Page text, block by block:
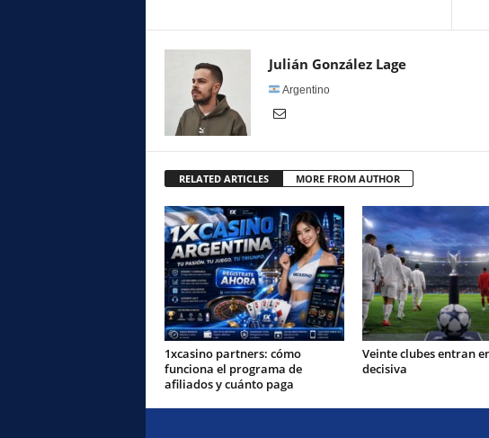
Julián González Lage
Argentino
RELATED ARTICLES MORE FROM AUTHOR
1xcasino partners: cómo
funciona el programa de
afiliados y cuánto paga
Veinte clubes entran
decisiva